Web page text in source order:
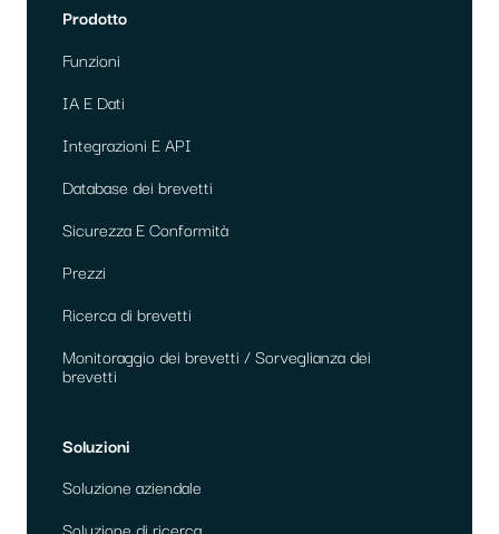
Prodotto
Funzioni
IA E Dati
Integrazioni E API
Database dei brevetti
Sicurezza E Conformità
Prezzi
Ricerca di brevetti
Monitoraggio dei brevetti / Sorveglianza dei
brevetti
Soluzioni
Soluzione aziendale